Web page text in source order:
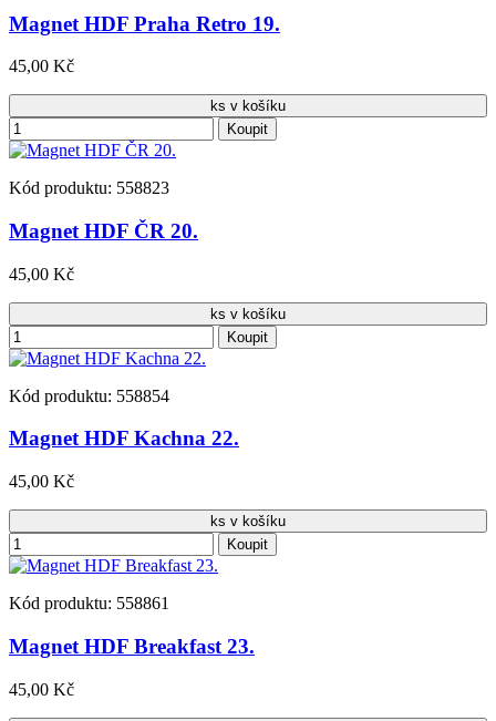
Magnet HDF Praha Retro 19.
45,00 Kč
ks v košíku
Koupit
Kód produktu: 558823
Magnet HDF ČR 20.
45,00 Kč
ks v košíku
Koupit
Kód produktu: 558854
Magnet HDF Kachna 22.
45,00 Kč
ks v košíku
Koupit
Kód produktu: 558861
Magnet HDF Breakfast 23.
45,00 Kč